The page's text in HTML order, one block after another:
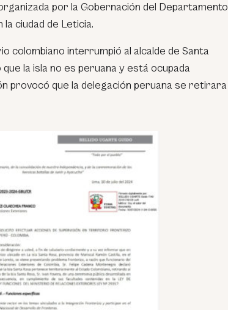
por la Gobernación del Departamento
la ciudad de Leticia.
colombiano interrumpió al alcalde de Santa
la isla no es peruana y está ocupada
provocó que la delegación peruana se retirara